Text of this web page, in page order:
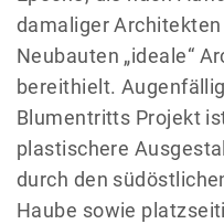
damaliger
Neubauten „ideale“
bereithielt.
Blumentritts Projekt
plastischere
durch den
Haube sowie